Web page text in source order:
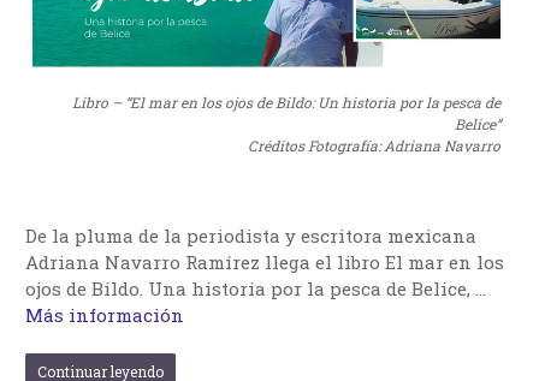
Libro – “El mar en los ojos de Bildo: Un historia por la pesca de
Belice”
Créditos Fotografía: Adriana Navarro
De la pluma de la periodista y escritora mexicana
Adriana Navarro Ramírez llega el libro El mar en los
ojos de Bildo. Una historia por la pesca de Belice, …
Más información
Continuar leyendo